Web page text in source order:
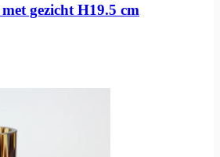
gezicht H19.5 cm